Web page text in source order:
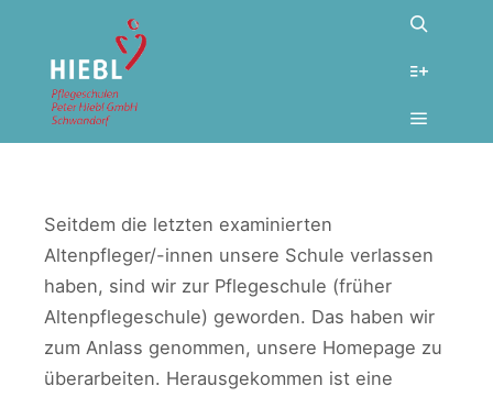
Februar 24, 2023
SNEAK PREVIEW NEUE
Seitdem die letzten examinierten
Altenpfleger/-innen unsere Schule verlassen
haben, sind wir zur Pflegeschule (früher
Altenpflegeschule) geworden. Das haben wir
zum Anlass genommen, unsere Homepage zu
überarbeiten. Herausgekommen ist eine